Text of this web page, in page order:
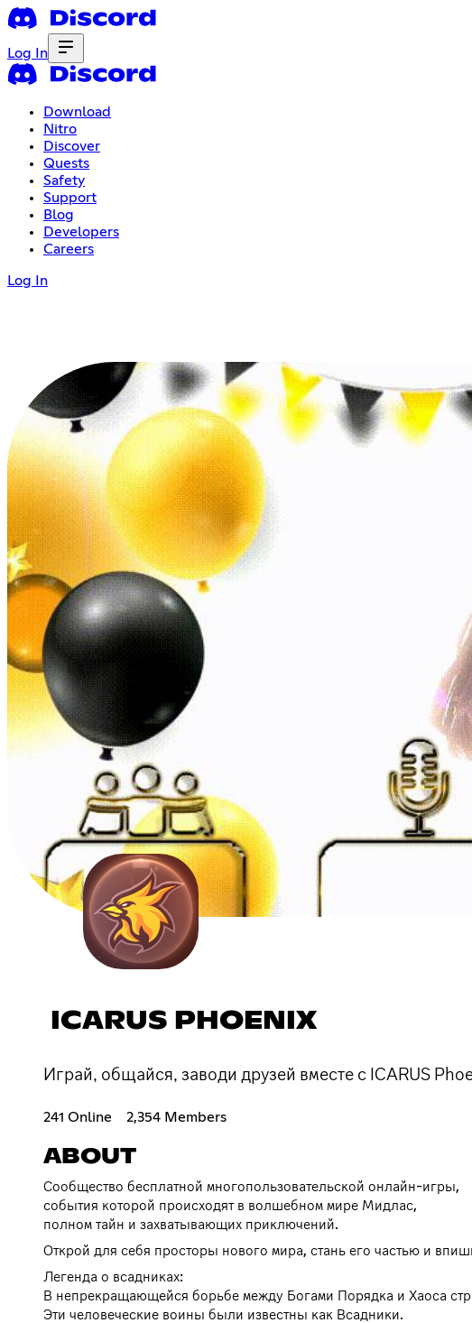
Log In
Download
Nitro
Discover
Quests
Safety
Support
Blog
Developers
Careers
Log In
ICARUS PHOENIX
Играй, общайся, заводи друзей вместе с ICARUS
241 Online 2,354 Members
ABOUT
Сообщество бесплатной многопользовательской онлайн-игры,
события которой происходят в волшебном мире Мидлас,
полном тайн и захватывающих приключений.
Открой для себя просторы нового мира, стань его частью и
Легенда о всадниках:
В непрекращающейся борьбе между Богами Порядка и Хаоса
Эти человеческие воины были известны как Всадники.